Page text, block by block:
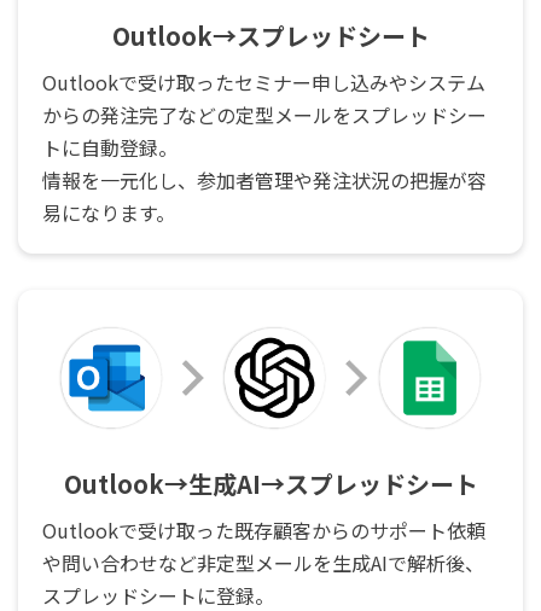
Outlook→スプレッドシート
Outlookで受け取ったセミナー申し込みやシステム
からの発注完了などの定型メールをスプレッドシー
トに自動登録。
情報を一元化し、参加者管理や発注状況の把握が容
易になります。
Outlook→生成AI→スプレッドシート
Outlookで受け取った既存顧客からのサポート依頼
や問い合わせなど非定型メールを生成AIで解析後、
スプレッドシートに登録。